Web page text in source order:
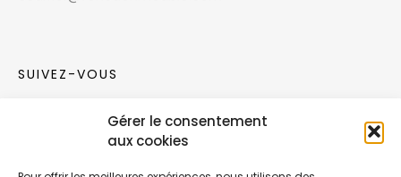
Gérer le consentement
aux cookies
SUIVEZ-VOUS
Rejoignez notre communauté sur les réseaux